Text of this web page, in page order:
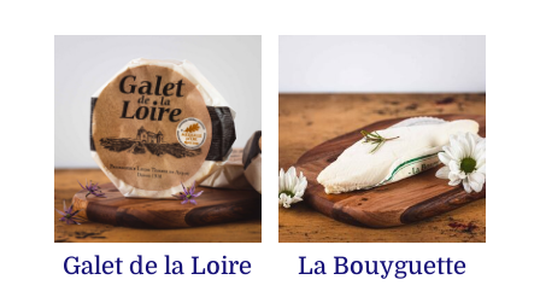
Galet de la Loire La Bouyguette